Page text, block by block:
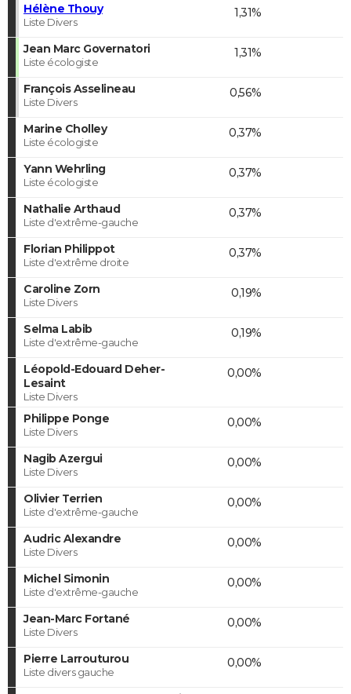
Hélène Thouy
Liste Divers
1,31%
Jean Marc Governatori
Liste écologiste
1,31%
François Asselineau
Liste Divers
0,56%
Marine Cholley
Liste écologiste
0,37%
Yann Wehrling
Liste écologiste
0,37%
Nathalie Arthaud
Liste d'extrême-gauche
0,37%
Florian Philippot
Liste d'extrême droite
0,37%
Caroline Zorn
Liste Divers
0,19%
Selma Labib
Liste d'extrême-gauche
0,19%
Léopold-Edouard Deher-
Lesaint
Liste Divers
0,00%
Philippe Ponge
Liste Divers
0,00%
Nagib Azergui
Liste Divers
0,00%
Olivier Terrien
Liste d'extrême-gauche
0,00%
Audric Alexandre
Liste Divers
0,00%
Michel Simonin
Liste d'extrême-gauche
0,00%
Jean-Marc Fortané
Liste Divers
0,00%
Pierre Larrouturou
Liste divers gauche
0,00%